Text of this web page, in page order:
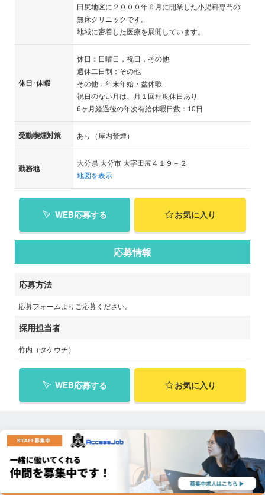
田尻地区に２０００年６月に開業した小児科専門の
無床クリニックです。
地域に密着した医療を展開しています。
休日･休暇
休日：日曜日，祝日，その他
週休二日制：その他
その他：年末年始・盆休暇
祝日のない月は、月１回程度休日あり
6ヶ月経過後の年次有給休暇日数：10日
受動喫煙対策 あり（屋内禁煙）
勤務地
大分県 大分市 大字田尻４１９－２
地図を表示
WEB応募する お気に入り
応募情報
応募方法
応募フォームよりご応募ください。
採用担当者
竹内（タケウチ）
WEB応募する お気に入り